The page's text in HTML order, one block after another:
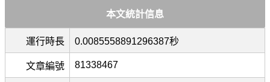
本文統計信息
運行時長 0.0085558891296387秒
文章編號 81338467